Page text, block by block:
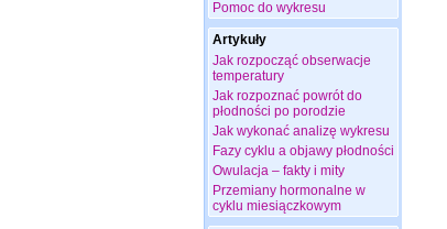
Pomoc do wykresu
Artykuły
Jak rozpocząć obserwacje
temperatury
Jak rozpoznać powrót do
płodności po porodzie
Jak wykonać analizę wykresu
Fazy cyklu a objawy płodności
Owulacja – fakty i mity
Przemiany hormonalne w
cyklu miesiączkowym